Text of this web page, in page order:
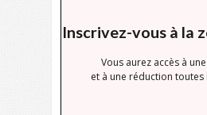
Inscrivez-vous à la
Vous aurez accès à
et à une réduction toutes